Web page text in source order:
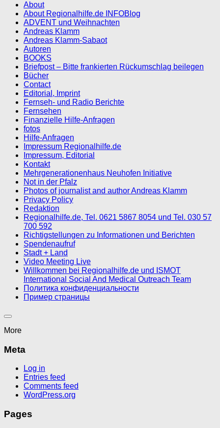
About
About Regionalhilfe.de INFOBlog
ADVENT und Weihnachten
Andreas Klamm
Andreas Klamm-Sabaot
Autoren
BOOKS
Briefpost – Bitte frankierten Rückumschlag beilegen
Bücher
Contact
Editorial, Imprint
Fernseh- und Radio Berichte
Fernsehen
Finanzielle Hilfe-Anfragen
fotos
Hilfe-Anfragen
Impressum Regionalhilfe.de
Impressum, Editorial
Kontakt
Mehrgenerationenhaus Neuhofen Initiative
Not in der Pfalz
Photos of journalist and author Andreas Klamm
Privacy Policy
Redaktion
Regionalhilfe.de, Tel. 0621 5867 8054 und Tel. 030 57
700 592
Richtigstellungen zu Informationen und Berichten
Spendenaufruf
Stadt + Land
Video Meeting Live
Willkommen bei Regionalhilfe.de und ISMOT
International Social And Medical Outreach Team
Политика конфиденциальности
Пример страницы
More
Meta
Log in
Entries feed
Comments feed
WordPress.org
Pages